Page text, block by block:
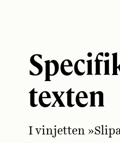
texten
I vinjetten